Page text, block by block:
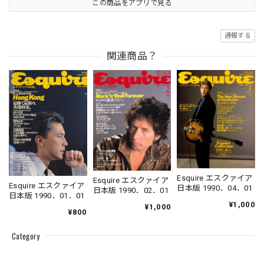
Category
この商品をアプリで見る
通報する
関連商品？
Esquire エスクァイア
日本版 1990．01．01
¥800
Esquire エスクァイア
日本版 1990．02．01
¥1,000
Esquire エスクァイア
日本版 1990．04．01
¥1,000